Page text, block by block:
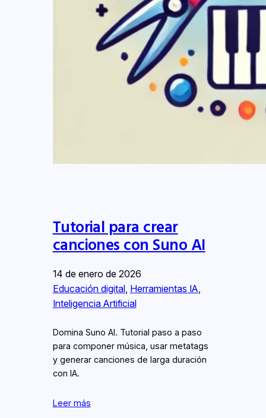
Tutorial para crear
canciones con Suno AI
14 de enero de 2026
Educación digital, Herramientas IA
Inteligencia Artificial
Domina Suno AI. Tutorial paso a paso
para componer música, usar metatags
y generar canciones de larga duración
con IA.
Leer más